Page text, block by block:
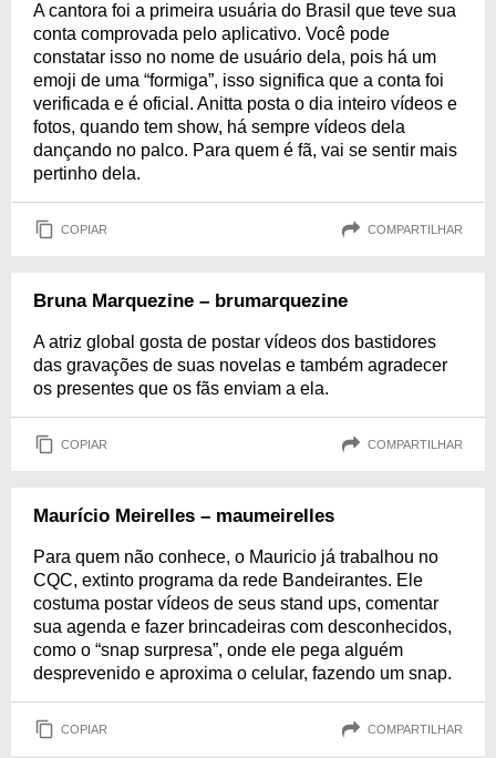
A cantora foi a primeira usuária do Brasil que teve sua
conta comprovada pelo aplicativo. Você pode
constatar isso no nome de usuário dela, pois há um
emoji de uma “formiga”, isso significa que a conta foi
verificada e é oficial. Anitta posta o dia inteiro vídeos e
fotos, quando tem show, há sempre vídeos dela
dançando no palco. Para quem é fã, vai se sentir mais
pertinho dela.
COPIAR COMPARTILHAR
Bruna Marquezine – brumarquezine
A atriz global gosta de postar vídeos dos bastidores
das gravações de suas novelas e também agradecer
os presentes que os fãs enviam a ela.
COPIAR COMPARTILHAR
Maurício Meirelles – maumeirelles
Para quem não conhece, o Mauricio já trabalhou no
CQC, extinto programa da rede Bandeirantes. Ele
costuma postar vídeos de seus stand ups, comentar
sua agenda e fazer brincadeiras com desconhecidos,
como o “snap surpresa”, onde ele pega alguém
desprevenido e aproxima o celular, fazendo um snap.
COPIAR COMPARTILHAR